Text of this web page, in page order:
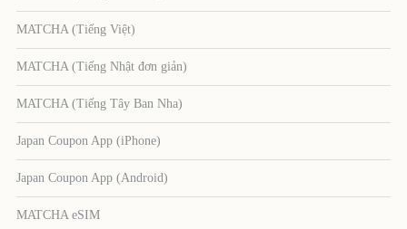
MATCHA (Tiếng Việt)
MATCHA (Tiếng Nhật đơn giản)
MATCHA (Tiếng Tây Ban Nha)
Japan Coupon App (iPhone)
Japan Coupon App (Android)
MATCHA eSIM